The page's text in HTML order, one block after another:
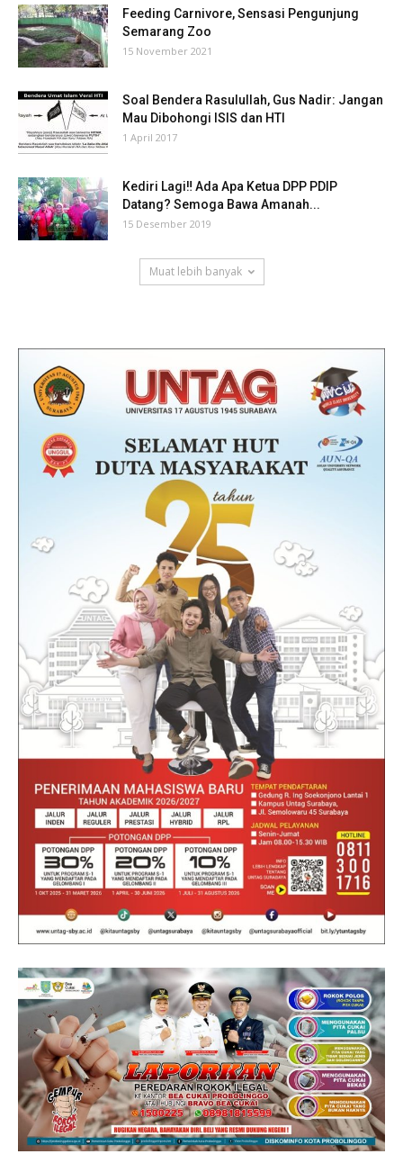
Feeding Carnivore, Sensasi Pengunjung
Semarang Zoo
15 November 2021
Soal Bendera Rasulullah, Gus Nadir: Jangan
Mau Dibohongi ISIS dan HTI
1 April 2017
Kediri Lagi‼ Ada Apa Ketua DPP PDIP
Datang? Semoga Bawa Amanah...
15 Desember 2019
Muat lebih banyak